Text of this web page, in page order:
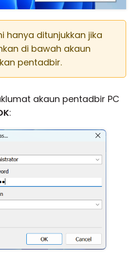
hanya ditunjukkan jika
di bawah akaun
pentadbir.
akaun pentadbir PC
: